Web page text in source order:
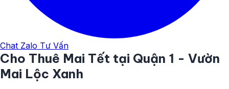
Chat Zalo Tư Vấn
Cho Thuê Mai Tết tại Quận 1 - Vườn
Mai Lộc Xanh